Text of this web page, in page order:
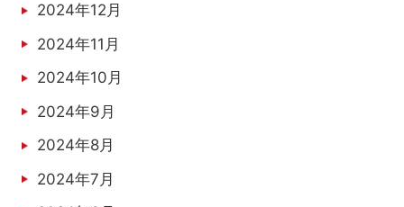
2024年12月
2024年11月
2024年10月
2024年9月
2024年8月
2024年7月